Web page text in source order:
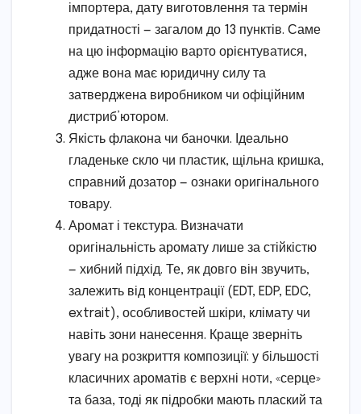
імпортера, дату виготовлення та термін
придатності — загалом до 13 пунктів. Саме
на цю інформацію варто орієнтуватися,
адже вона має юридичну силу та
затверджена виробником чи офіційним
дистриб’ютором.
Якість флакона чи баночки. Ідеально
гладеньке скло чи пластик, щільна кришка,
справний дозатор — ознаки оригінального
товару.
Аромат і текстура. Визначати
оригінальність аромату лише за стійкістю
— хибний підхід. Те, як довго він звучить,
залежить від концентрації (EDT, EDP, EDC,
extrait), особливостей шкіри, клімату чи
навіть зони нанесення. Краще зверніть
увагу на розкриття композиції: у більшості
класичних ароматів є верхні ноти, «серце»
та база, тоді як підробки мають плаский та